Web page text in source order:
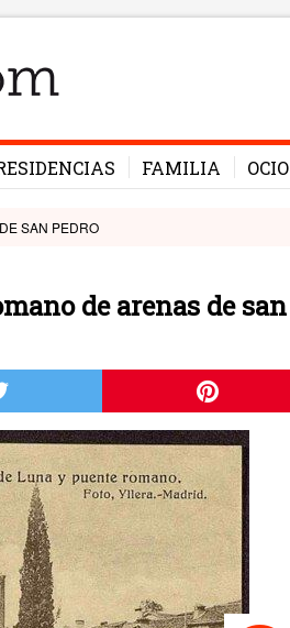
FAMILIA OCIO
SAN PEDRO
de arenas de san